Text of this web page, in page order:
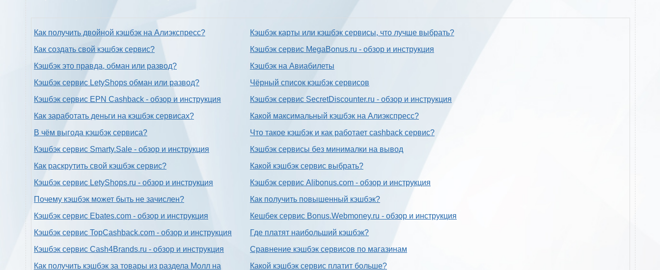
Как получить двойной кэшбэк на Алиэкспресс?
Как создать свой кэшбэк сервис?
Кэшбэк это правда, обман или развод?
Кэшбэк сервис LetyShops обман или развод?
Кэшбэк сервис EPN Cashback - обзор и инструкция
Как заработать деньги на кэшбэк сервисах?
В чём выгода кэшбэк сервиса?
Кэшбэк сервис Smarty.Sale - обзор и инструкция
Как раскрутить свой кэшбэк сервис?
Кэшбэк сервис LetyShops.ru - обзор и инструкция
Почему кэшбэк может быть не зачислен?
Кэшбэк сервис Ebates.com - обзор и инструкция
Кэшбэк сервис TopCashback.com - обзор и инструкция
Кэшбэк сервис Cash4Brands.ru - обзор и инструкция
Как получить кэшбэк за товары из раздела Молл на
Кэшбэк карты или кэшбэк сервисы, что лучше выбрать?
Кэшбэк сервис MegaBonus.ru - обзор и инструкция
Кэшбэк на Авиабилеты
Чёрный список кэшбэк сервисов
Кэшбэк сервис SecretDiscounter.ru - обзор и инструкция
Какой максимальный кэшбэк на Алиэкспресс?
Что такое кэшбэк и как работает cashback сервис?
Кэшбэк сервисы без минималки на вывод
Какой кэшбэк сервис выбрать?
Кэшбэк сервис Alibonus.com - обзор и инструкция
Как получить повышенный кэшбэк?
Кешбек сервис Bonus.Webmoney.ru - обзор и инструкция
Где платят наибольший кэшбэк?
Сравнение кэшбэк сервисов по магазинам
Какой кэшбэк сервис платит больше?